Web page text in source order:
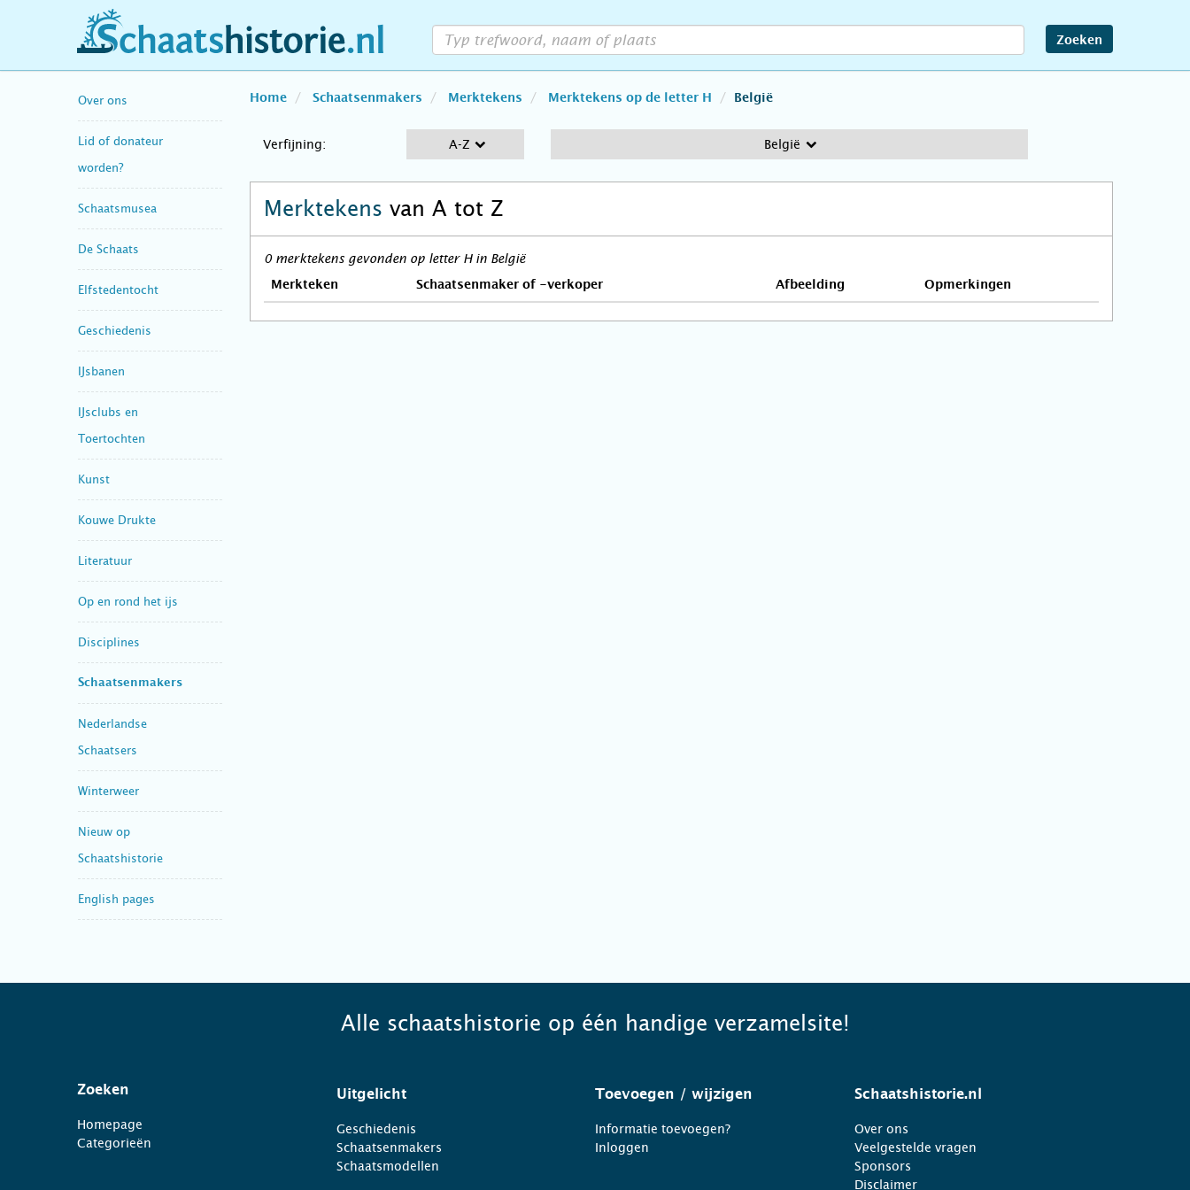
schaatshistorie.nl Zoeken
Over ons
Lid of donateur
worden?
Schaatsmusea
De Schaats
Elfstedentocht
Geschiedenis
IJsbanen
IJsclubs en
Toertochten
Kunst
Kouwe Drukte
Literatuur
Op en rond het ijs
Disciplines
Schaatsenmakers
Nederlandse
Schaatsers
Winterweer
Nieuw op
Schaatshistorie
English pages
Home Schaatsenmakers Merktekens Merktekens op de letter H België
Verfijning: A-Z België
Merktekens van A tot Z
0 merktekens gevonden op letter H in België
Merkteken Schaatsenmaker of -verkoper Afbeelding Opmerkingen
Alle schaatshistorie op één handige verzamelsite!
Zoeken
Homepage
Categorieën
Uitgelicht
Geschiedenis
Schaatsenmakers
Schaatsmodellen
Toevoegen / wijzigen
Informatie toevoegen?
Inloggen
Schaatshistorie.nl
Over ons
Veelgestelde vragen
Sponsors
Disclaimer